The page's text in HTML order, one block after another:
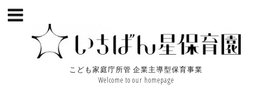
こども家庭庁所管 企業主導型保育事業
Welcome to our homepage